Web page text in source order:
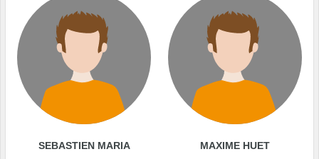
SEBASTIEN MARIA MAXIME HUET